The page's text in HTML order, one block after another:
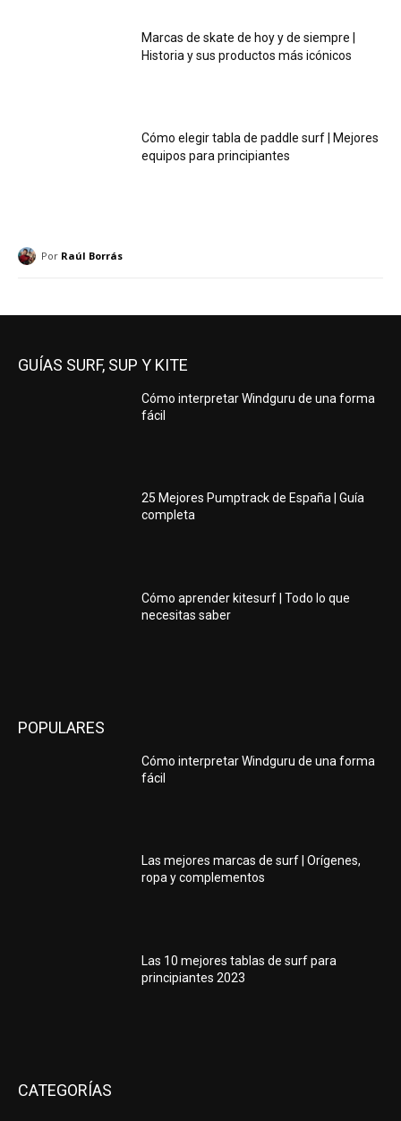
Marcas de skate de hoy y de siempre |
Historia y sus productos más icónicos
Cómo elegir tabla de paddle surf | Mejores
equipos para principiantes
Por Raúl Borrás
GUÍAS SURF, SUP Y KITE
Cómo interpretar Windguru de una forma
fácil
25 Mejores Pumptrack de España | Guía
completa
Cómo aprender kitesurf | Todo lo que
necesitas saber
POPULARES
Cómo interpretar Windguru de una forma
fácil
Las mejores marcas de surf | Orígenes,
ropa y complementos
Las 10 mejores tablas de surf para
principiantes 2023
CATEGORÍAS